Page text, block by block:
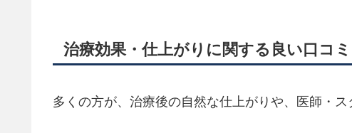
治療効果・仕上がりに関する良い口コミ
多くの方が、治療後の自然な仕上がりや、医師・